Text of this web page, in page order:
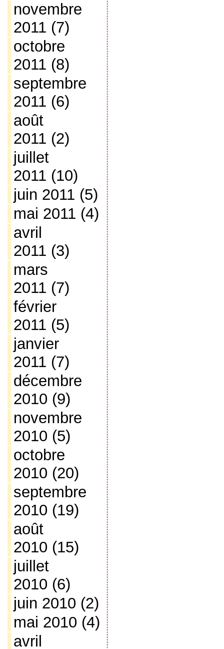
novembre
2011 (7)
octobre
2011 (8)
septembre
2011 (6)
août
2011 (2)
juillet
2011 (10)
juin 2011 (5)
mai 2011 (4)
avril
2011 (3)
mars
2011 (7)
février
2011 (5)
janvier
2011 (7)
décembre
2010 (9)
novembre
2010 (5)
octobre
2010 (20)
septembre
2010 (19)
août
2010 (15)
juillet
2010 (6)
juin 2010 (2)
mai 2010 (4)
avril